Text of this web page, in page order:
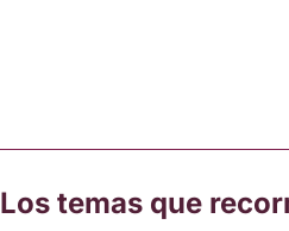
Los temas que